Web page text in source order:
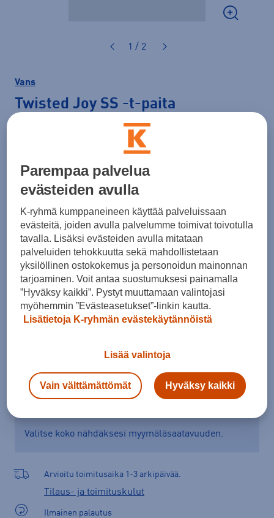
1 / 2
Vans
Twisted Joy SS -t-paita
Koko
M L XL
Kokotaulukko
Lisää ostoskoriin
Tarkista saatavuus ja tilaa myymälästä
Verkkokauppa: Ei saatavilla Myymälät: Saatavilla
Valitse koko nähdäksesi myymäläsaatavuuden.
Arvioitu toimitusaika 1-3 arkipäivää.
Tilaus- ja toimituskulut
Ilmainen palautus
Parempaa palvelua
evästeiden avulla
K-ryhmä kumppaneineen käyttää palveluissaan
evästeitä, joiden avulla palvelumme toimivat toivotulla
tavalla. Lisäksi evästeiden avulla mitataan
palveluiden tehokkuutta sekä mahdollistetaan
yksilöllinen ostokokemus ja personoidun mainonnan
tarjoaminen. Voit antaa suostumuksesi painamalla
”Hyväksy kaikki”. Pystyt muuttamaan valintojasi
myöhemmin ”Evästeasetukset”-linkin kautta.
Lisätietoja K-ryhmän evästekäytännöistä
Lisää valintoja
Vain välttämättömät Hyväksy kaikki